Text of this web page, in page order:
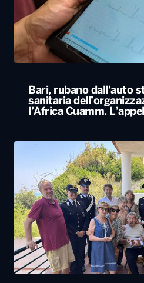
Bari, rubano dall’auto
sanitaria
l’Africa Cuamm.